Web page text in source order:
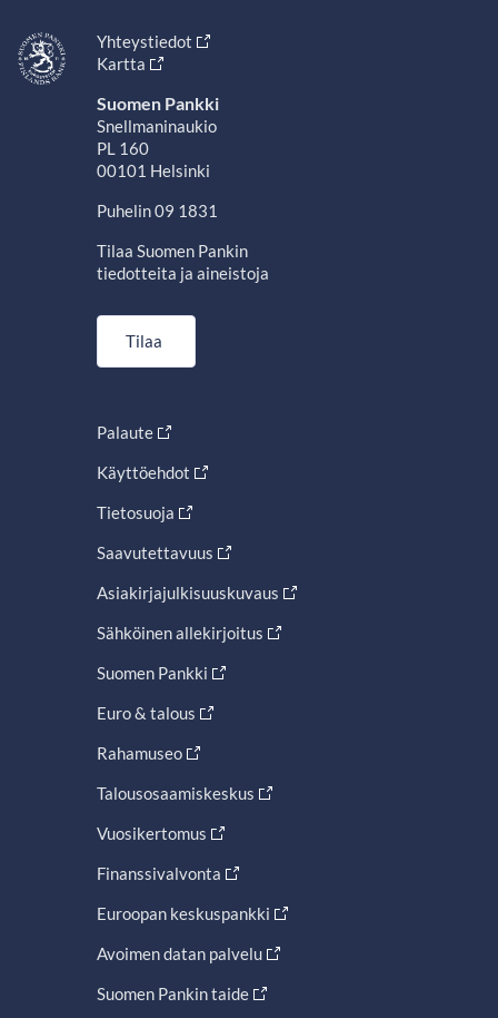
Yhteystiedot
Kartta
Suomen Pankki
Snellmaninaukio
PL 160
00101 Helsinki
Puhelin 09 1831
Tilaa Suomen Pankin
tiedotteita ja aineistoja
Tilaa
Palaute
Käyttöehdot
Tietosuoja
Saavutettavuus
Asiakirjajulkisuuskuvaus
Sähköinen allekirjoitus
Suomen Pankki
Euro & talous
Rahamuseo
Talousosaamiskeskus
Vuosikertomus
Finanssivalvonta
Euroopan keskuspankki
Avoimen datan palvelu
Suomen Pankin taide